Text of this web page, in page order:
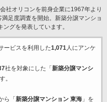
社オリコンを前身企業に1967年より
足度調査を開始。新築分譲マンショ
グを発表しています。
ービスを利用した1,071人にアンケ
社を対象にした「 新築分譲マンシ
。
ら「 新築分譲マンション 東海」を